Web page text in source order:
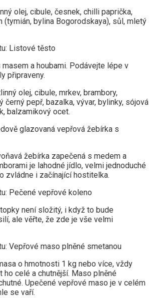
olej, cibule, česnek, chilli paprička,
(tymián, bylina Bogorodskaya), sůl, mletý
masem a houbami. Podávejte lépe v
připraveny.
olej, cibule, mrkev, brambory,
černý pepř, bazalka, vývar, bylinky, sójová
balzamikový ocet.
žebírka zapečená s medem a
je lahodné jídlo, velmi jednoduché
zvládne i začínající hostitelka.
není složitý, i když to bude
ale věřte, že zde je vše velmi
o hmotnosti 1 kg nebo více, vždy
ho celé a chutnější. Maso plněné
Upečené vepřové maso je v celém
se vaří.